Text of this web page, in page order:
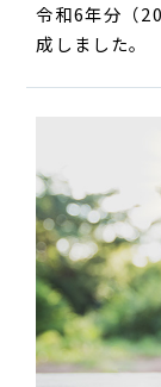
令和6年分（
成しました。